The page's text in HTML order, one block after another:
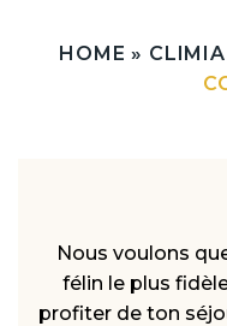
HOME » CLIMIA
Nous voulons
félin le plus
profiter de ton